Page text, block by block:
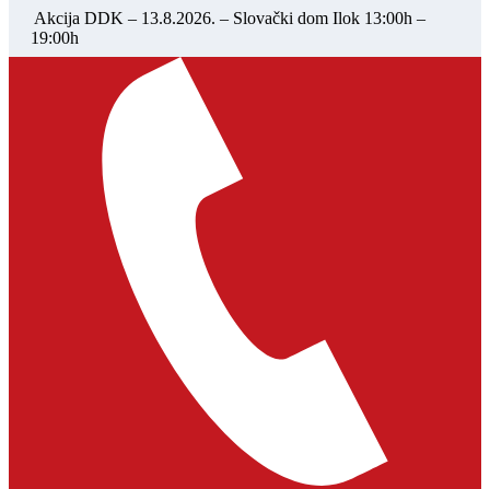
Akcija DDK – 13.8.2026. – Slovački dom Ilok 13:00h –
19:00h